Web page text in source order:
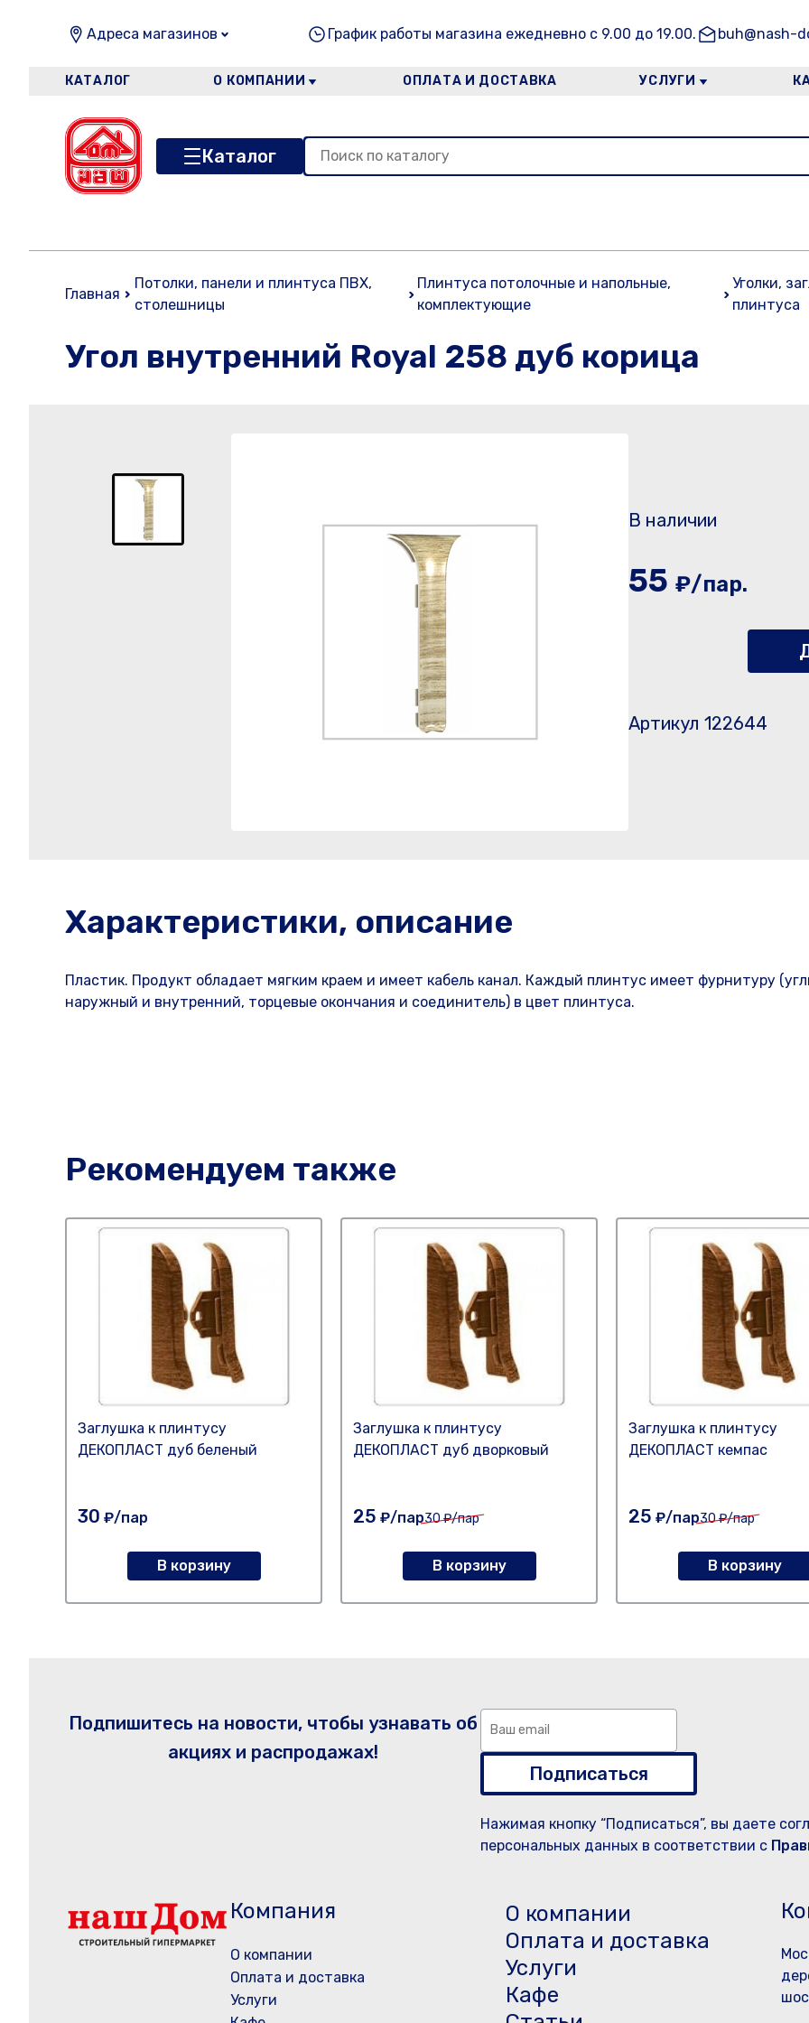
Адреса магазинов График работы магазина ежедневно с 9.00 до 19.00. buh@nash-
КАТАЛОГ О КОМПАНИИ ОПЛАТА И ДОСТАВКА УСЛУГИ
Каталог
Главная
Потолки, панели и плинтуса ПВХ,
столешницы
Плинтуса потолочные и напольные,
комплектующие
Уголки,
плинтуса
Угол внутренний Royal 258 дуб корица
В наличии
55 ₽/пар.
Артикул 122644
Характеристики, описание
Пластик. Продукт обладает мягким краем и имеет кабель канал. Каждый плинтус имеет фурнитуру
наружный и внутренний, торцевые окончания и соединитель) в цвет плинтуса.
Рекомендуем также
Заглушка к плинтусу
ДЕКОПЛАСТ дуб беленый
30 ₽/пар
В корзину
Заглушка к плинтусу
ДЕКОПЛАСТ дуб дворковый
25 ₽/пар30₽/пар
В корзину
Заглушка к плинтусу
ДЕКОПЛАСТ кемпас
25 ₽/пар30₽/пар
В корзину
Подпишитесь на новости, чтобы узнавать об
акциях и распродажах!
Подписаться
Нажимая кнопку “Подписаться”, вы даете
персональных данных в соответствии с
Компания
О компании
Оплата и доставка
Услуги
О компании
Оплата и доставка
Услуги
Кафе